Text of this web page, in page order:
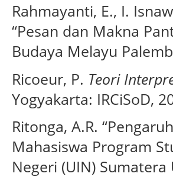
Rahmayanti, E., I.
“Pesan dan Makna
Budaya Melayu
Ricoeur, P. Teori
Yogyakarta: IRCiSoD,
Ritonga, A.R.
Mahasiswa Program
Negeri (UIN) Sumatera